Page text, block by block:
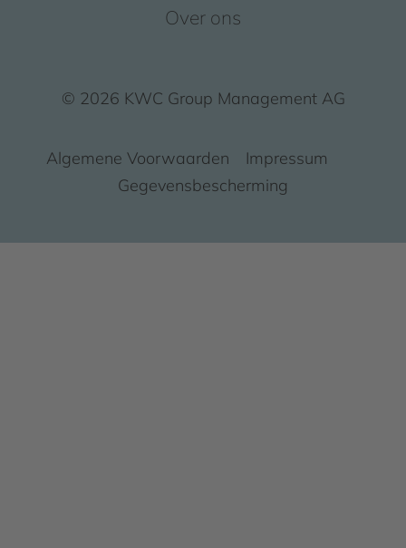
Over ons
© 2026 KWC Group Management AG
Algemene Voorwaarden
Impressum
Gegevensbescherming